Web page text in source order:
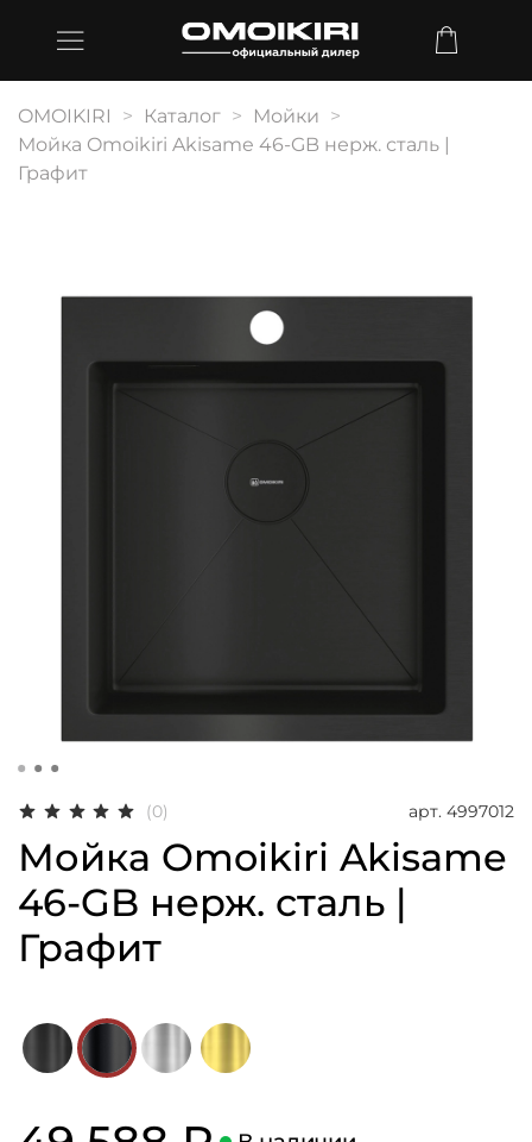
OMOIKIRI Каталог
Мойки
Мойка Omoikiri Akisame 46-GB нерж. сталь |
Графит
(0) арт. 4997012
Мойка Omoikiri Akisame
46-GB нерж. сталь |
Графит